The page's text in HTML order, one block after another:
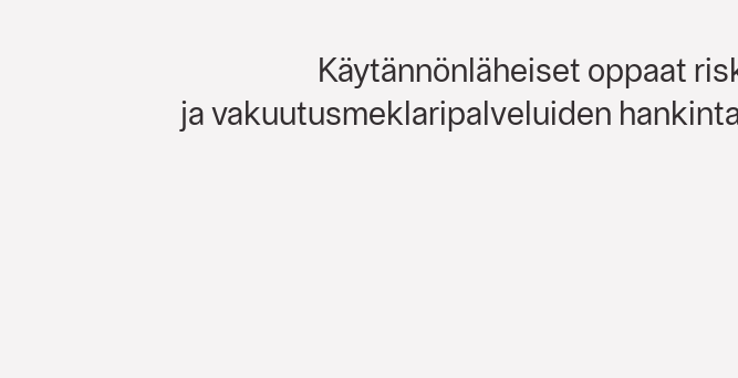
Käytännönläheiset oppaat
ja vakuutusmeklaripalveluiden